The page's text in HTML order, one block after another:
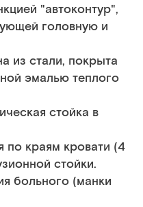
"автоконтур",
головную и
из стали, покрыта
эмалью теплого
стойка в
по краям кровати (4
стойки.
больного (манки